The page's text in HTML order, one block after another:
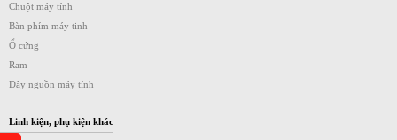
Chuột máy tính
Bàn phím máy tinh
Ổ cứng
Ram
Dây nguồn máy tính
Linh kiện, phụ kiện khác